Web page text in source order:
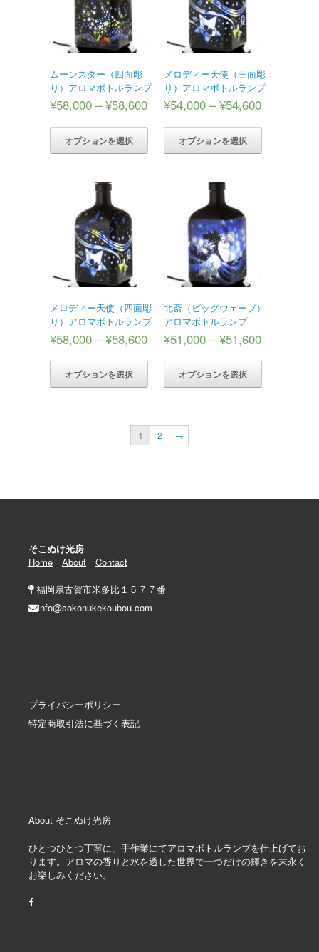
ムーンスター（四面彫
り）アロマボトルランプ
¥58,000 –¥58,600
オプションを選択
メロディー天使（三面彫
り）アロマボトルランプ
¥54,000 –¥54,600
オプションを選択
メロディー天使（四面彫
り）アロマボトルランプ
¥58,000 –¥58,600
オプションを選択
北斎（ビッグウェーブ）
アロマボトルランプ
¥51,000 –¥51,600
オプションを選択
1 2 →
そこぬけ光房
Home
About Contact
福岡県古賀市米多比１５７７番
info@sokonukekoubou.com
プライバシーポリシー
特定商取引法に基づく表記
About そこぬけ光房
ひとつひとつ丁寧に、手作業にてアロマボトルランプを仕上げてお
ります。アロマの香りと水を透した世界で一つだけの輝きを末永く
お楽しみください。